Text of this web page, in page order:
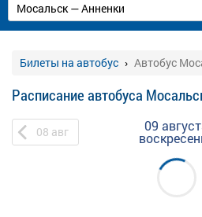
Билеты на автобус Автобус
Расписание автобуса
08 авг 09